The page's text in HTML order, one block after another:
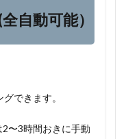
動可能）
できます。
〜3時間おきに手動